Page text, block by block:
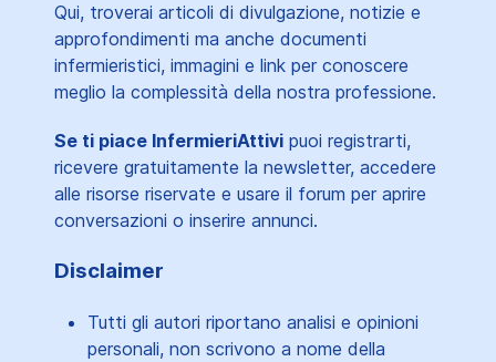
Qui, troverai articoli di divulgazione, notizie e
approfondimenti ma anche documenti
infermieristici, immagini e link per conoscere
meglio la complessità della nostra professione.
Se ti piace InfermieriAttivi puoi registrarti,
ricevere gratuitamente la newsletter, accedere
alle risorse riservate e usare il forum per aprire
conversazioni o inserire annunci.
Disclaimer
Tutti gli autori riportano analisi e opinioni
personali, non scrivono a nome della